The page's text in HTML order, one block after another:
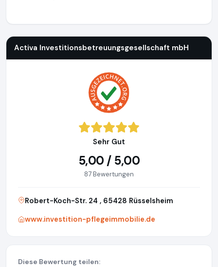
Activa Investitionsbetreuungsgesellschaft mbH
Sehr Gut
5,00 / 5,00
87 Bewertungen
Robert-Koch-Str. 24 , 65428 Rüsselsheim
www.investition-pflegeimmobilie.de
Diese Bewertung teilen: